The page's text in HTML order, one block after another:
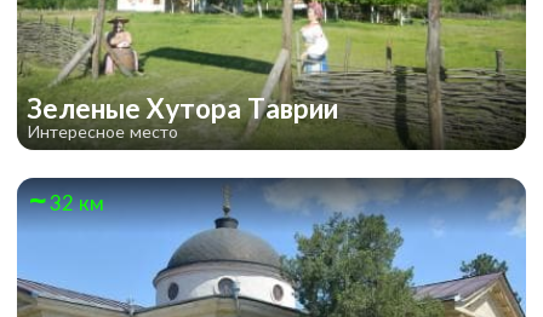
Зеленые Хутора Таврии
Интересное место
32 км